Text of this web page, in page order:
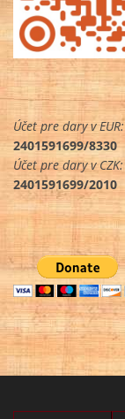
Účet pre dary v EUR:
2401591699/8330
Účet pre dary v CZK:
2401591699/2010